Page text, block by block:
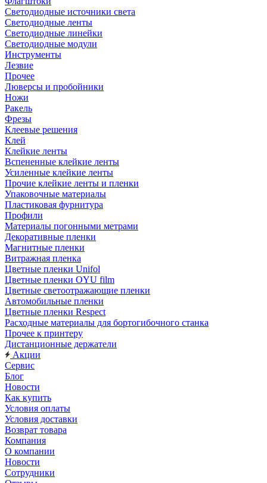
Светодиодные источники света
Светодиодные ленты
Светодиодные линейки
Светодиодные модули
Инструменты
Лезвие
Прочее
Люверсы и пробойники
Ножи
Ракель
Фрезы
Клеевые решения
Клей
Клейкие ленты
Вспененные клейкие ленты
Усиленные клейкие ленты
Прочие клейкие ленты и пленки
Упаковочные материалы
Пластиковая фурнитура
Профили
Материалы погонными метрами
Декоративные пленки
Магнитные пленки
Витражная пленка
Цветные пленки Unifol
Цветные пленки OYU film
Цветные светоотражающие пленки
Автомобильные пленки
Цветные пленки Respect
Расходные материалы для бортогибочного станка
Прочее к принтеру
Дистанционные держатели
Акции
Сервис
Блог
Новости
Как купить
Условия оплаты
Условия доставки
Возврат товара
Компания
О компании
Новости
Сотрудники